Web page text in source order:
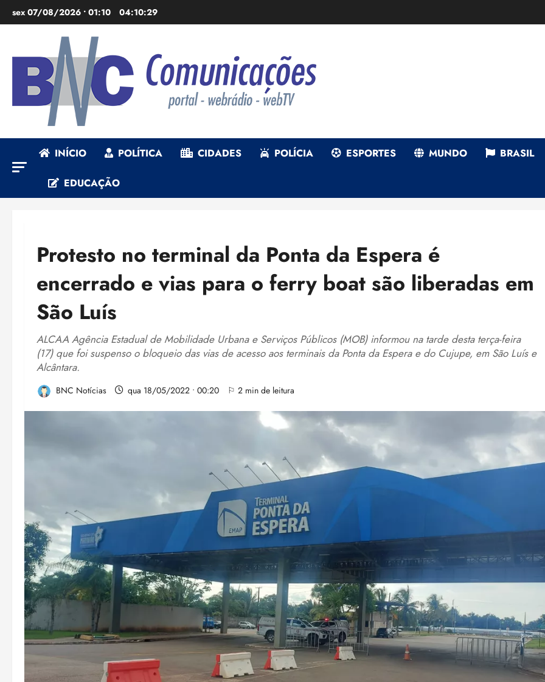
para
sex 07/08/2026 • 01:10 04:10:31
INÍCIO POLÍTICA CIDADES POLÍCIA ESPORTES MUNDO BRASIL
EDUCAÇÃO
Protesto no terminal da Ponta da Espera é
encerrado e vias para o ferry boat são liberadas em
São Luís
ALCAA Agência Estadual de Mobilidade Urbana e Serviços Públicos (MOB) informou na tarde desta terça-feira
(17) que foi suspenso o bloqueio das vias de acesso aos terminais da Ponta da Espera e do Cujupe, em São Luís e
Alcântara.
BNC Notícias qua 18/05/2022 • 00:20 ⚐ 2 min de leitura